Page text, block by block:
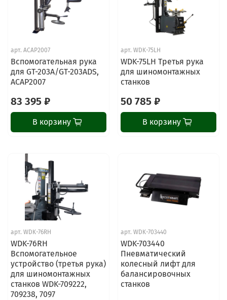
арт. ACAP2007
Вспомогательная рука
для GT-203A/GT-203ADS,
ACAP2007
83 395 ₽
В корзину
арт. WDK-75LH
WDK-75LH Третья рука
для шиномонтажных
станков
50 785 ₽
В корзину
арт. WDK-76RH
WDK-76RH
Вспомогательное
устройство (третья рука)
для шиномонтажных
станков WDK-709222,
709238, 7097
арт. WDK-703440
WDK-703440
Пневматический
колесный лифт для
балансировочных
станков